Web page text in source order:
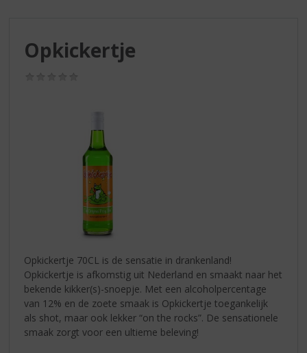
Opkickertje
Opkickertje 70CL is de sensatie in drankenland!
Opkickertje is afkomstig uit Nederland en smaakt naar het
bekende kikker(s)-snoepje. Met een alcoholpercentage
van 12% en de zoete smaak is Opkickertje toegankelijk
als shot, maar ook lekker “on the rocks”. De sensationele
smaak zorgt voor een ultieme beleving!